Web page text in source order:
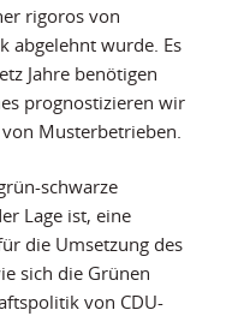
rigoros von
abgelehnt wurde. Es
Jahre benötigen
prognostizieren wir
Musterbetrieben.
schwarze
Lage ist, eine
die Umsetzung des
sich die Grünen
von CDU-